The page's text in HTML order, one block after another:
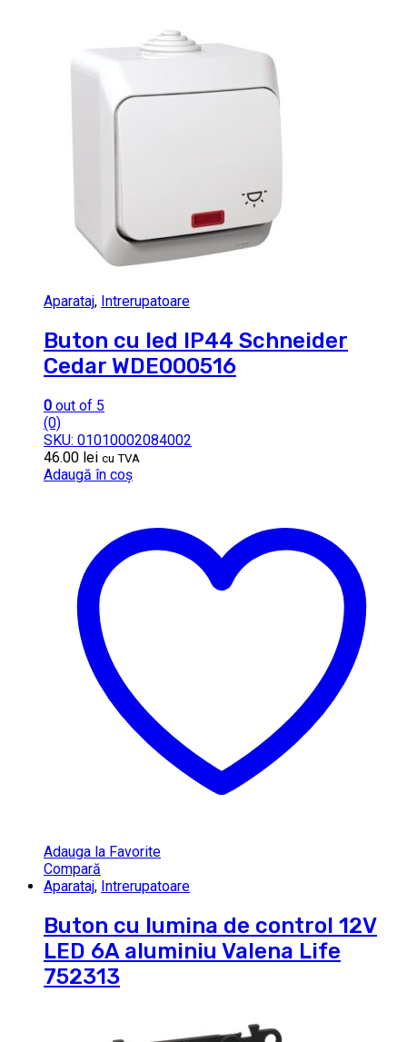
Aparataj, Intrerupatoare
Buton cu led IP44 Schneider
Cedar WDE000516
0 out of 5
(0)
SKU: 01010002084002
46.00 lei cu TVA
Adaugă în coș
Adauga la Favorite
Compară
Aparataj, Intrerupatoare
Buton cu lumina de control 12V
LED 6A aluminiu Valena Life
752313